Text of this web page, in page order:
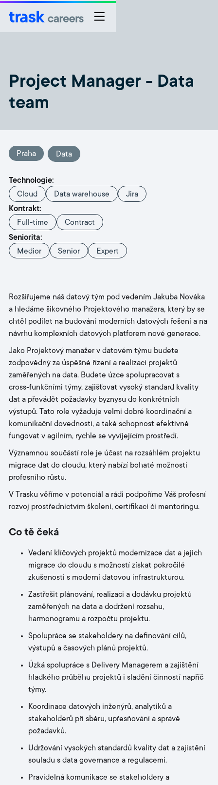
Project Manager - Data
team
Praha Data
Technologie:
Cloud
Data warehouse
Jira
Kontrakt:
Full-time
Contract
Seniorita:
Medior
Senior Expert
Rozšiřujeme náš datový tým pod vedením Jakuba Nováka
a hledáme šikovného Projektového manažera, který by se
chtěl podílet na budování moderních datových řešení a na
návrhu komplexních datových platforem nové generace.
Jako Projektový manažer v datovém týmu budete
zodpovědný za úspěšné řízení a realizaci projektů
zaměřených na data. Budete úzce spolupracovat s
cross‑funkčními týmy, zajišťovat vysoký standard kvality
dat a převádět požadavky byznysu do konkrétních
výstupů. Tato role vyžaduje velmi dobré koordinační a
komunikační dovednosti, a také schopnost efektivně
fungovat v agilním, rychle se vyvíjejícím prostředí.
Významnou součástí role je účast na rozsáhlém projektu
migrace dat do cloudu, který nabízí bohaté možnosti
profesního růstu.
V Trasku věříme v potenciál a rádi podpoříme Váš profesní
rozvoj prostřednictvím školení, certifikací či mentoringu.
Co tě čeká
Vedení klíčových projektů modernizace dat a jejich
migrace do cloudu s možností získat pokročilé
zkušenosti s moderní datovou infrastrukturou.
Zastřešit plánování, realizaci a dodávku projektů
zaměřených na data a dodržení rozsahu,
harmonogramu a rozpočtu projektu.
Spolupráce se stakeholdery na definování cílů,
výstupů a časových plánů projektů.
Úzká spolupráce s Delivery Managerem a zajištění
hladkého průběhu projektů i sladění činností napříč
týmy.
Koordinace datových inženýrů, analytiků a
stakeholderů při sběru, upřesňování a správě
požadavků.
Udržování vysokých standardů kvality dat a zajistění
souladu s data governance a regulacemi.
Pravidelná komunikace se stakeholdery a